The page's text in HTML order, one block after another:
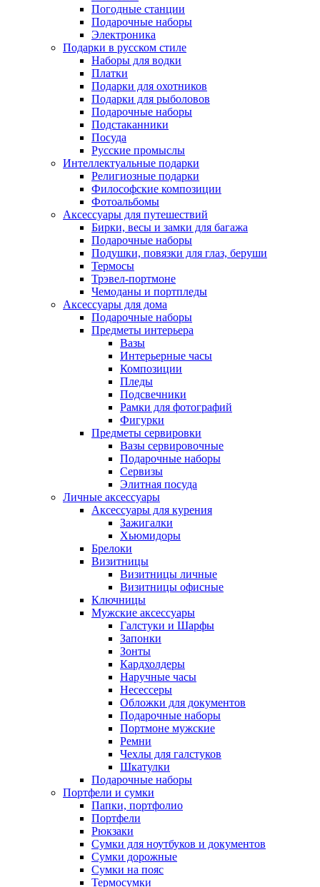
Погодные станции
Подарочные наборы
Электроника
Подарки в русском стиле
Наборы для водки
Платки
Подарки для охотников
Подарки для рыболовов
Подарочные наборы
Подстаканники
Посуда
Русские промыслы
Интеллектуальные подарки
Религиозные подарки
Философские композиции
Фотоальбомы
Аксессуары для путешествий
Бирки, весы и замки для багажа
Подарочные наборы
Подушки, повязки для глаз, беруши
Термосы
Трэвел-портмоне
Чемоданы и портпледы
Аксессуары для дома
Подарочные наборы
Предметы интерьера
Вазы
Интерьерные часы
Композиции
Пледы
Подсвечники
Рамки для фотографий
Фигурки
Предметы сервировки
Вазы сервировочные
Подарочные наборы
Сервизы
Элитная посуда
Личные аксессуары
Аксессуары для курения
Зажигалки
Хьюмидоры
Брелоки
Визитницы
Визитницы личные
Визитницы офисные
Ключницы
Мужские аксессуары
Галстуки и Шарфы
Запонки
Зонты
Кардхолдеры
Наручные часы
Несессеры
Обложки для документов
Подарочные наборы
Портмоне мужские
Ремни
Чехлы для галстуков
Шкатулки
Подарочные наборы
Портфели и сумки
Папки, портфолио
Портфели
Рюкзаки
Сумки для ноутбуков и документов
Сумки дорожные
Сумки на пояс
Термосумки